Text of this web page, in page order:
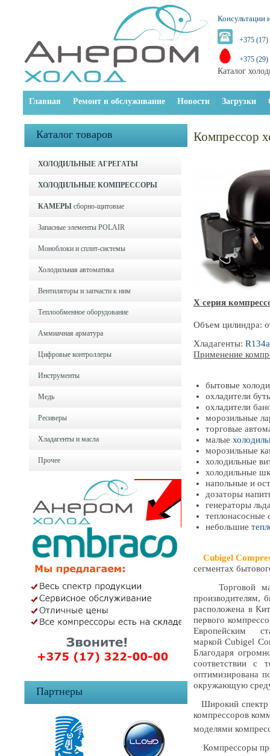
Консультации
+375 (17)
+375 (29)
Каталог
Главная Ремонт и обслуживание Новости Загрузки
Каталог товаров
ХОЛОДИЛЬНЫЕ АГРЕГАТЫ
ХОЛОДИЛЬНЫЕ КОМПРЕССОРЫ
КАМЕРЫ сборно-щитовые
Запасные элементы POLAIR
Моноблоки и cплит-системы
Холодильная автоматика
Вентиляторы и запчасти к ним
Теплообменное оборудование
Аммиачная арматура
Цифровые контроллеры
Инструменты
Медь
Ресиверы
Хладагенты и масла
Прочее
Партнеры
Компрессор
X серия
Объем цилиндра:
Хладагенты: R134a
Применение
бытовые
охладители
охладители
морозильные
торговые
малые
морозильные
холодильные
холодильные
напольные и
дозаторы
генераторы
теплонасосные
небольшие
Cubigel
сегментах
Торговой
производителям,
расположена в
первого
Европейским
маркой Cubigel
Благодаря
соответствии с
оптимизирована
окружающую
Широкий спектр
компрессоров
моделями
Компрессоры